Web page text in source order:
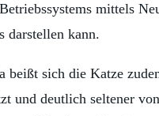
mittels
darstellen kann.
sich die Katze
und deutlich seltener